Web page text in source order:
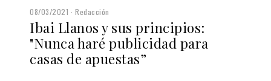
08/03/2021 Redacción
Ibai Llanos y sus principios:
"Nunca haré publicidad para
casas de apuestas”